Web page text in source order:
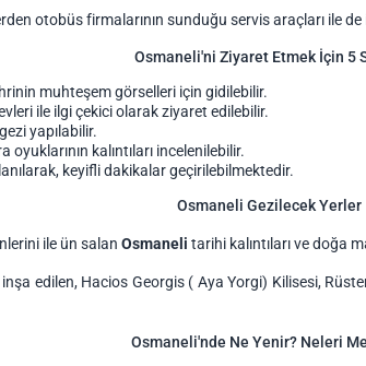
otobüs firmalarının sunduğu servis araçları ile
Osmaneli'ni Ziyaret Etmek İçin 5
muhteşem görselleri için gidilebilir.
ile ilgi çekici olarak ziyaret edilebilir.
yapılabilir.
kalıntıları incelenilebilir.
keyifli dakikalar geçirilebilmektedir.
Osmaneli Gezilecek Yerler
ile ün salan Osmaneli tarihi kalıntıları ve doğa
edilen, Hacios Georgis ( Aya Yorgi) Kilisesi,
Osmaneli'nde Ne Yenir? Neleri